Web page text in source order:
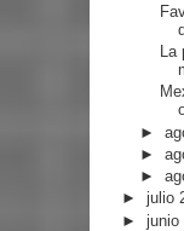
La
►
►
►
► julio
► junio